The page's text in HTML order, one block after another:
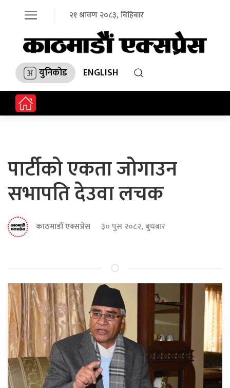
२१ श्रावण २०८३, बिहिबार
युनिकोड ENGLISH
पार्टीको एकता जोगाउन
सभापति देउवा लचक
काठमाडौं एक्सप्रेस ३० पुस २०८२, बुधबार